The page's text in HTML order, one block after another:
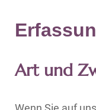
Art und